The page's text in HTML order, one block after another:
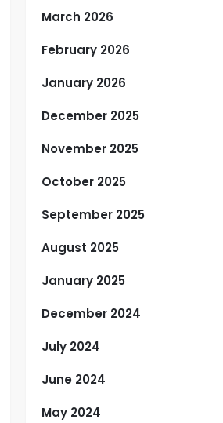
March 2026
February 2026
January 2026
December 2025
November 2025
October 2025
September 2025
August 2025
January 2025
December 2024
July 2024
June 2024
May 2024